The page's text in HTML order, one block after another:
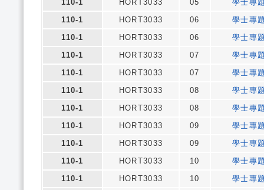
110-1 HORT3033 05
學士專
110-1
HORT3033 06
學士專
110-1
HORT3033 06
學士專
110-1
HORT3033 07
學士專
110-1
HORT3033 07
學士專
110-1
HORT3033 08
學士專
110-1
HORT3033 08
學士專
110-1
HORT3033 09
學士專
110-1
HORT3033 09
學士專
110-1
HORT3033 10
學士專
110-1
HORT3033 10
學士專